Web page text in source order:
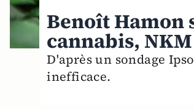
Benoît Hamon
cannabis,
D'après un sondage
inefficace.